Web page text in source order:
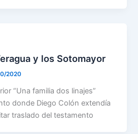
y los Sotomayor
2020
“Una familia dos linajes”
donde Diego Colón extendía
traslado del testamento